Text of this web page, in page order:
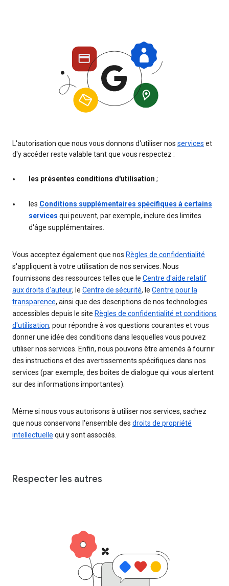
L'autorisation que nous vous donnons d'utiliser nos services et
d'y accéder reste valable tant que vous respectez :
les présentes conditions d'utilisation ;
les Conditions supplémentaires spécifiques à certains
services qui peuvent, par exemple, inclure des limites
d'âge supplémentaires.
Vous acceptez également que nos Règles de confidentialité
s'appliquent à votre utilisation de nos services. Nous
fournissons des ressources telles que le Centre d'aide relatif
aux droits d'auteur, le Centre de sécurité, le Centre pour la
transparence, ainsi que des descriptions de nos technologies
accessibles depuis le site Règles de confidentialité et conditions
d'utilisation, pour répondre à vos questions courantes et vous
donner une idée des conditions dans lesquelles vous pouvez
utiliser nos services. Enfin, nous pouvons être amenés à fournir
des instructions et des avertissements spécifiques dans nos
services (par exemple, des boîtes de dialogue qui vous alertent
sur des informations importantes).
Même si nous vous autorisons à utiliser nos services, sachez
que nous conservons l'ensemble des droits de propriété
intellectuelle qui y sont associés.
Respecter les autres